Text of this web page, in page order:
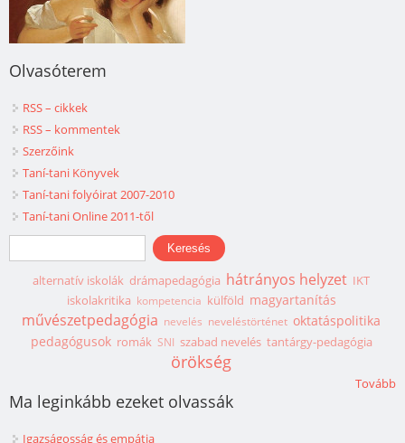
Olvasóterem
RSS – cikkek
RSS – kommentek
Szerzőink
Taní-tani Könyvek
Taní-tani folyóirat 2007-2010
Taní-tani Online 2011-től
Keresés űrlap
Keresés
alternatív iskolák drámapedagógia hátrányos helyzet IKT
iskolakritika kompetencia külföld magyartanítás
művészetpedagógia nevelés neveléstörténet oktatáspolitika
pedagógusok romák SNI szabad nevelés tantárgy-pedagógia
örökség
Tovább
Ma leginkább ezeket olvassák
Igazságosság és empátia